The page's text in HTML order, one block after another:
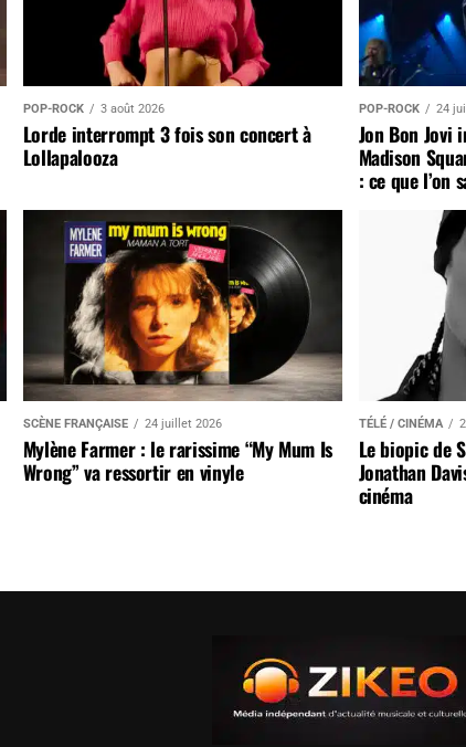
POP-ROCK 3 août 2026
Lorde interrompt 3 fois son concert à
Lollapalooza
POP-ROCK 24
Jon Bon Jovi
Madison
: ce que l’on
SCÈNE FRANÇAISE 24 juillet 2026
Mylène Farmer : le rarissime “My Mum Is
Wrong” va ressortir en vinyle
TÉLÉ / CINÉMA
Le biopic de
Jonathan
cinéma